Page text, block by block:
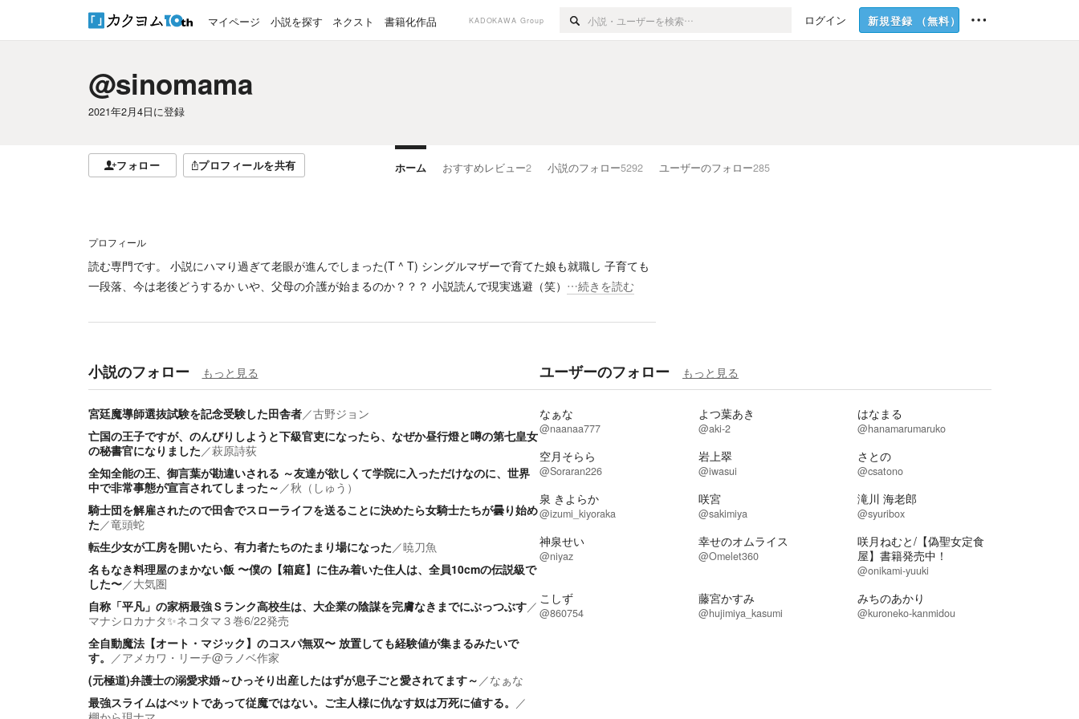
マイページ 小説を探す ネクスト 書籍化作品 KADOKAWA Group ログイン 新規登録 （無料）
@sinomama
2021年2月4日に登録
フォロー プロフィールを共有 ホーム おすすめレビュー2 小説のフォロー5292 ユーザーのフォロー285
プロフィール
読む専門です。 小説にハマり過ぎて老眼が進んでしまった(T ^ T) シングルマザーで育てた娘も就職し 子育ても
一段落、今は老後どうするか いや、父母の介護が始まるのか？？？ 小説読んで現実逃避（笑） …続きを読む
小説のフォロー もっと見る
宮廷魔導師選抜試験を記念受験した田舎者／古野ジョン
亡国の王子ですが、のんびりしようと下級官吏になったら、なぜか昼行燈と噂の第七皇女
の秘書官になりました／萩原詩荻
全知全能の王、御言葉が勘違いされる ～友達が欲しくて学院に入っただけなのに、世界
中で非常事態が宣言されてしまった～ ／秋（しゅう）
騎士団を解雇されたので田舎でスローライフを送ることに決めたら女騎士たちが曇り始め
た／竜頭蛇
転生少女が工房を開いたら、有力者たちのたまり場になった／暁刀魚
名もなき料理屋のまかない飯 〜僕の【箱庭】に住み着いた住人は、全員10cmの伝説級で
した〜／大気圏
自称「平凡」の家柄最強Ｓランク高校生は、大企業の陰謀を完膚なきまでにぶっつぶす／
マナシロカナタ✨ネコタマ３巻6/22発売
全自動魔法【オート・マジック】のコスパ無双〜 放置しても経験値が集まるみたいで
す。 ／アメカワ・リーチ@ラノベ作家
(元極道‪)弁護士の溺愛求婚～ひっそり出産したはずが息子ごと愛されてます～ ／なぁな
最強スライムはぺットであって従魔ではない。ご主人様に仇なす奴は万死に値する。 ／
ユーザーのフォロー もっと見る
なぁな
@naanaa777
よつ葉あき
@aki-2
はなまる
@hanamarumaruko
空月そらら
@Soraran226
岩上翠
@iwasui
さとの
@csatono
泉 きよらか
@izumi_kiyoraka
咲宮
@sakimiya
滝川 海老郎
@syuribox
神泉せい
@niyaz
幸せのオムライス
@Omelet360
咲月ねむと/【偽聖女定食
屋】書籍発売中！
@onikami-yuuki
こしず
@860754
藤宮かすみ
@hujimiya_kasumi
みちのあかり
@kuroneko-kanmidou